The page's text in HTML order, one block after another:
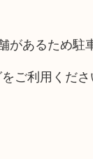
あるため駐
ご利用くださ